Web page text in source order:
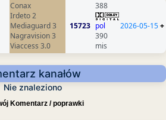
Conax
Irdeto 2
Mediaguard 3
Nagravision 3
Viaccess 3.0
15723
388
pol
390
mis
2026-05-15+
kanałów
Nie znaleziono
Komentarz / poprawki